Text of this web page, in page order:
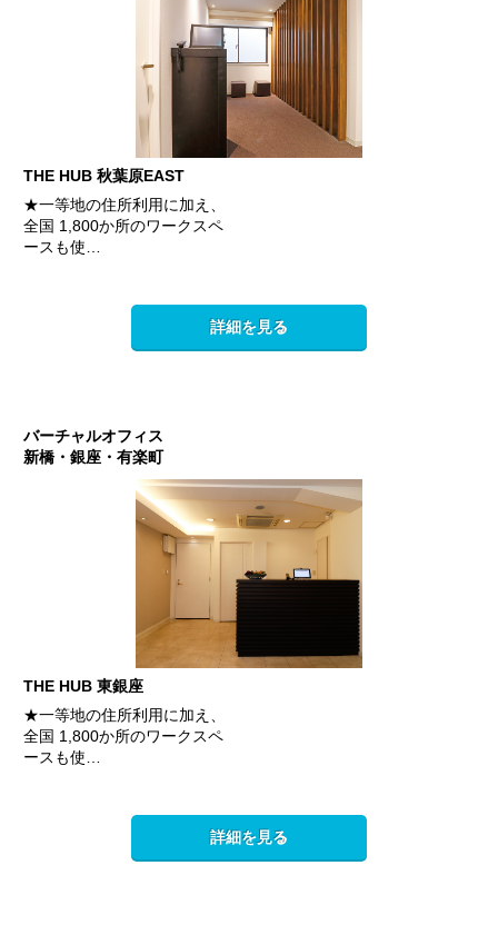
THE HUB 秋葉原EAST
★一等地の住所利用に加え、
全国 1,800か所のワークスペ
ースも使…
詳細を見る
バーチャルオフィス
新橋・銀座・有楽町
THE HUB 東銀座
★一等地の住所利用に加え、
全国 1,800か所のワークスペ
ースも使…
詳細を見る